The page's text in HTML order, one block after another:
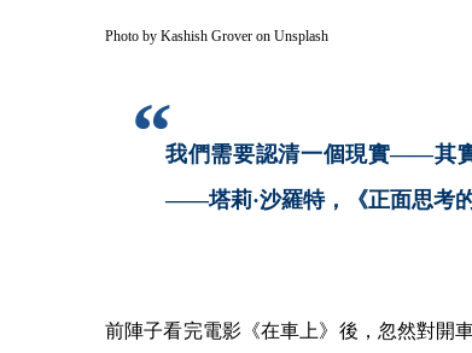
Photo by Kashish Grover on Unsplash
我們需要認清一個現實——其
——塔莉·沙羅特，《正面思考的
前陣子看完電影《在車上》後，忽然對開